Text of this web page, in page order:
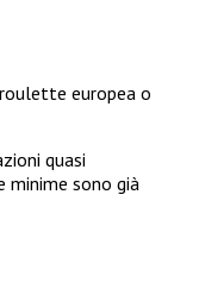
europea o
quasi
minime sono già